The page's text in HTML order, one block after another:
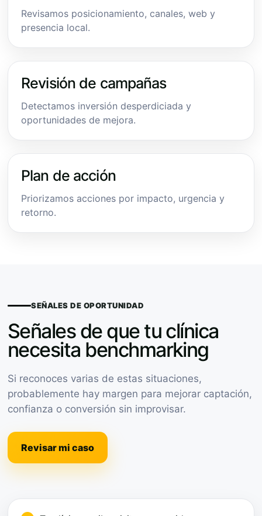
Revisamos posicionamiento, canales, web y
presencia local.
Revisión de campañas
Detectamos inversión desperdiciada y
oportunidades de mejora.
Plan de acción
Priorizamos acciones por impacto, urgencia y
retorno.
SEÑALES DE OPORTUNIDAD
Señales de que tu clínica
necesita benchmarking
Si reconoces varias de estas situaciones,
probablemente hay margen para mejorar captación,
confianza o conversión sin improvisar.
Revisar mi caso